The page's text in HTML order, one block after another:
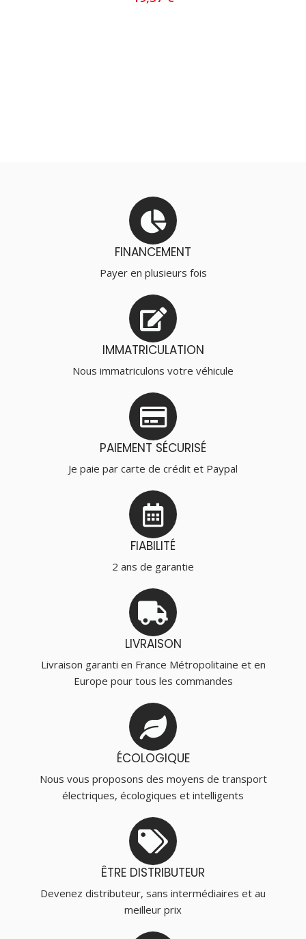
FINANCEMENT
Payer en plusieurs fois
IMMATRICULATION
Nous immatriculons votre véhicule
PAIEMENT SÉCURISÉ
Je paie par carte de crédit et Paypal
FIABILITÉ
2 ans de garantie
LIVRAISON
Livraison garanti en France Métropolitaine et en
Europe pour tous les commandes
ÉCOLOGIQUE
Nous vous proposons des moyens de transport
électriques, écologiques et intelligents
ÊTRE DISTRIBUTEUR
Devenez distributeur, sans intermédiaires et au
meilleur prix